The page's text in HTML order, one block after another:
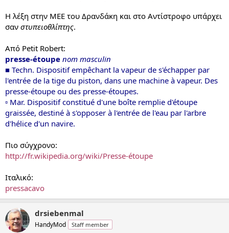
Η λέξη στην ΜΕΕ του Δρανδάκη και στο Αντίστροφο υπάρχει
σαν στυπειοθλίπτης.
Από Petit Robert:
presse-étoupe nom masculin
■ Techn. Dispositif empêchant la vapeur de s'échapper par
l'entrée de la tige du piston, dans une machine à vapeur. Des
presse-étoupe ou des presse-étoupes.
▫ Mar. Dispositif constitué d'une boîte remplie d'étoupe
graissée, destiné à s'opposer à l'entrée de l'eau par l'arbre
d'hélice d'un navire.
Πιο σύγχρονο:
http://fr.wikipedia.org/wiki/Presse-étoupe
Ιταλικό:
pressacavo
drsiebenmal
HandyMod Staff member